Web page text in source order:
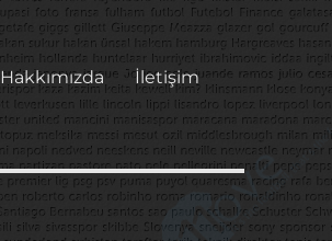
Hakkımızda İletişim